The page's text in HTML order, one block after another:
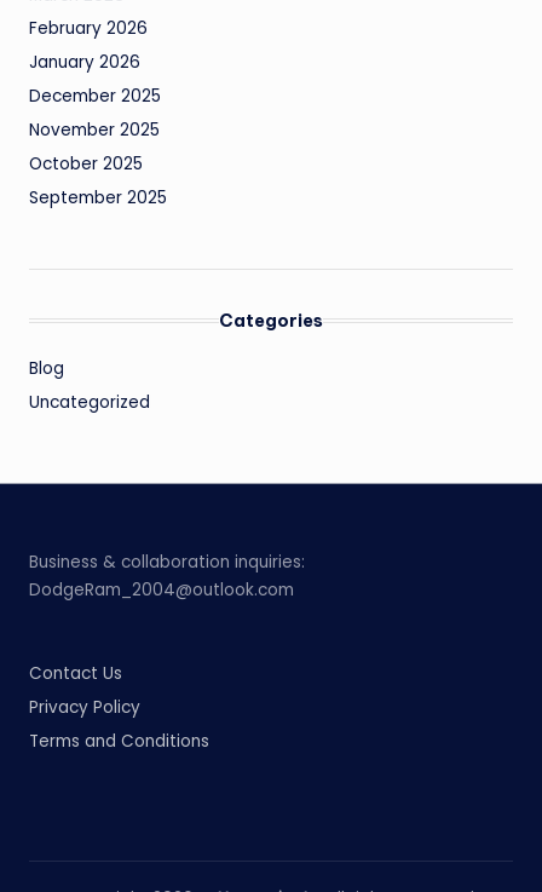
February 2026
January 2026
December 2025
November 2025
October 2025
September 2025
Categories
Blog
Uncategorized
Business & collaboration inquiries:
DodgeRam_2004@outlook.com
Contact Us
Privacy Policy
Terms and Conditions